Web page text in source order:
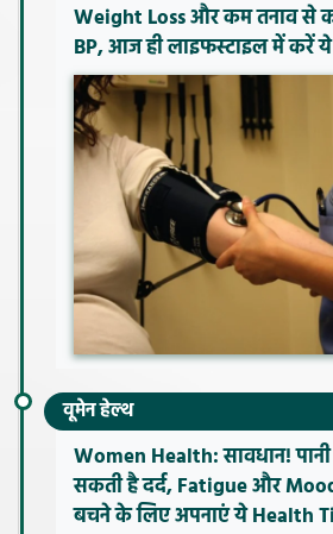
Weight Loss और कम तनाव से
BP, आज ही लाइफस्टाइल में करें
वूमेन हेल्थ
Women Health: सावधान!
सकती है दर्द, Fatigue और
बचने के लिए अपनाएं ये Health